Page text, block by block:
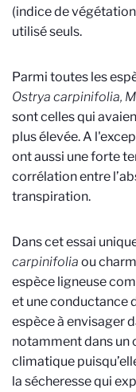
(indice de
utilisé seuls.
Parmi toutes les
Ostrya carpinifolia,
sont celles qui
plus élevée. A
ont aussi une forte
corrélation entre
transpiration.
Dans cet essai
carpinifolia ou
espèce ligneuse
et une conductance
espèce à envisager
notamment dans un
climatique
la sécheresse qui